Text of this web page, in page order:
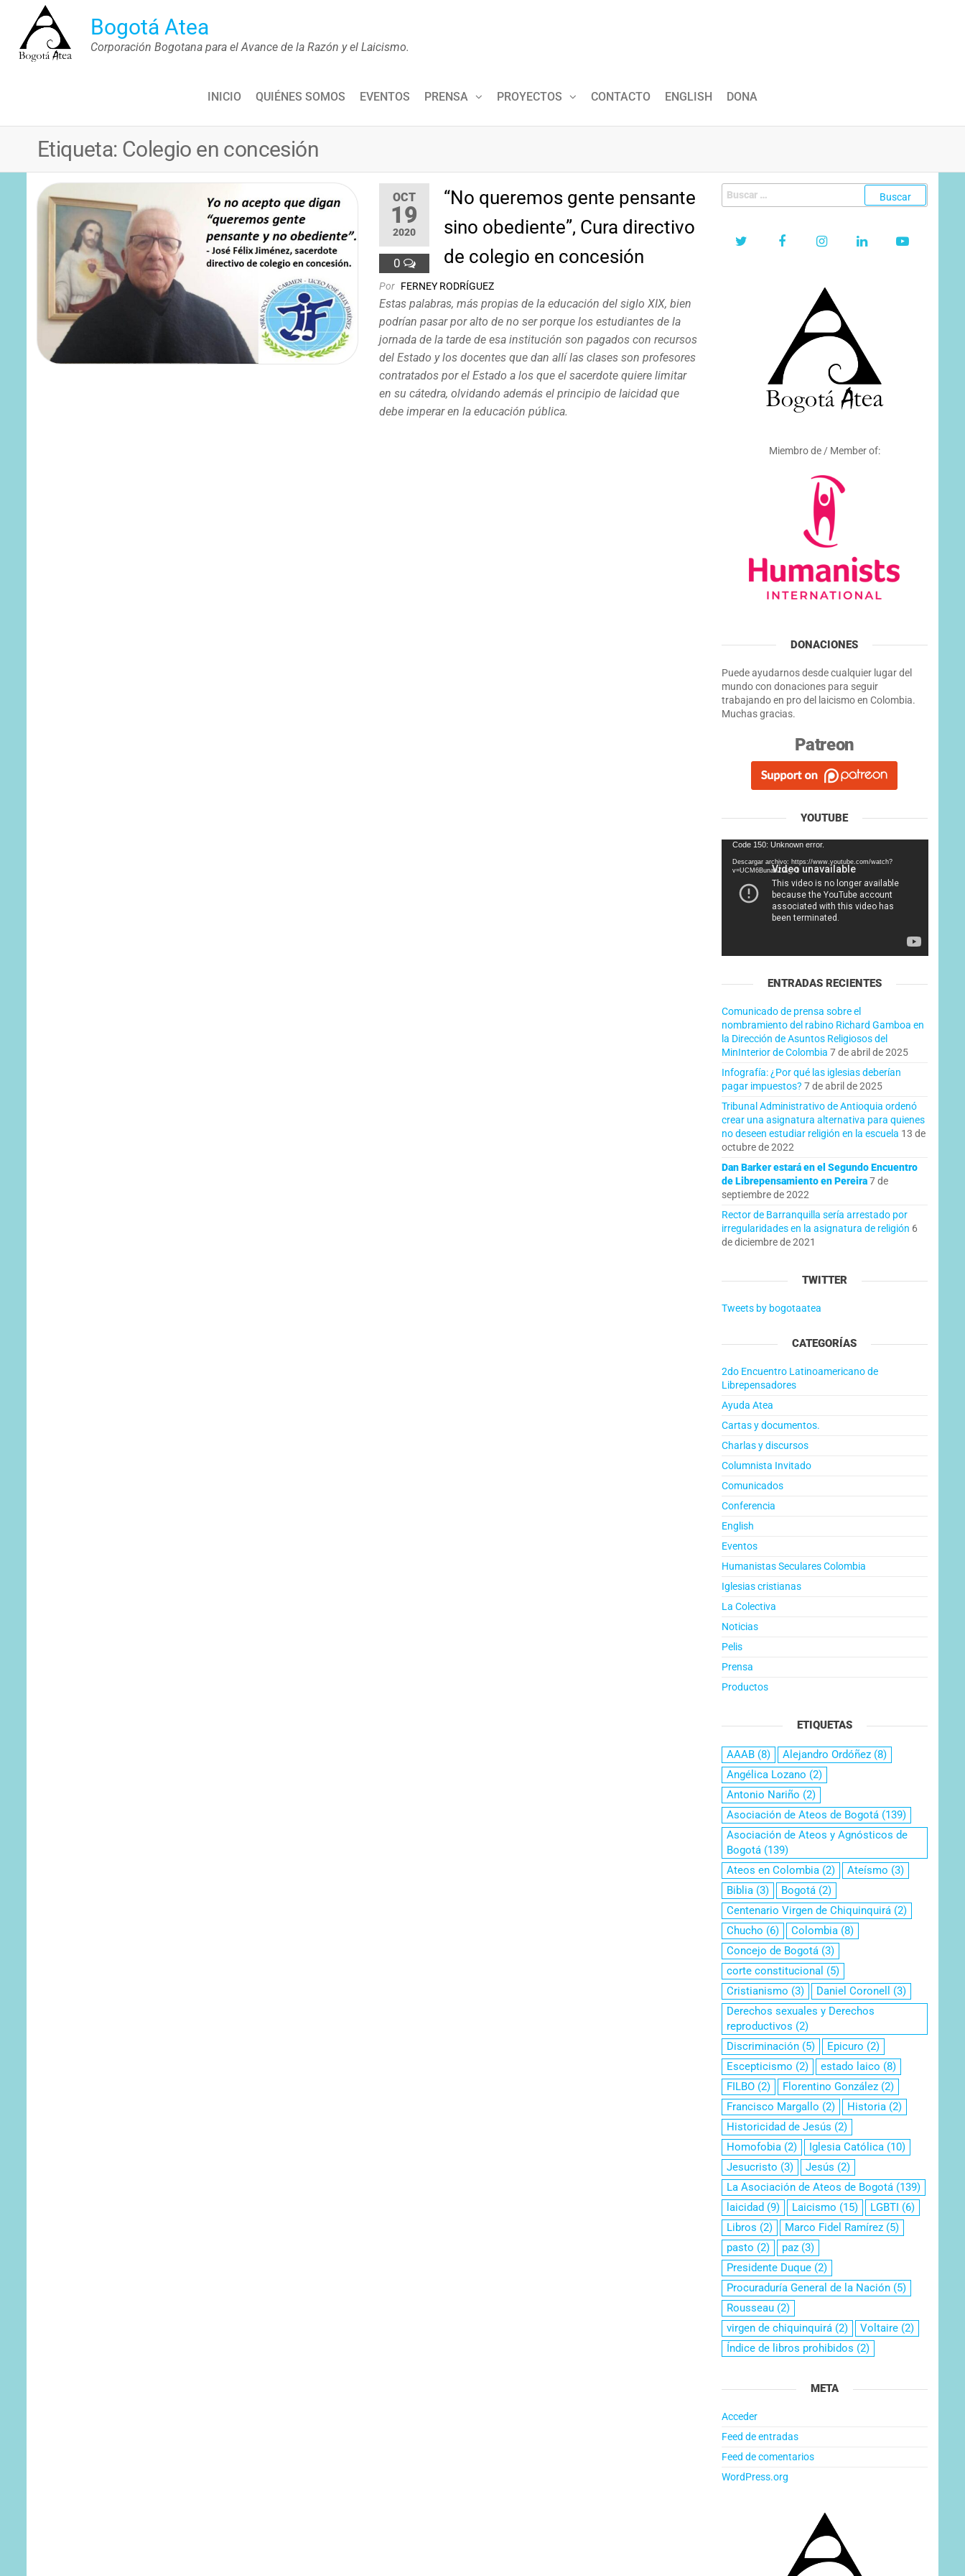
contenido
Bogotá Atea
Corporación Bogotana para el Avance de la Razón y el Laicismo.
INICIO QUIÉNES SOMOS EVENTOS PRENSA PROYECTOS CONTACTO ENGLISH DONA
Etiqueta: Colegio en concesión
OCT
19
2020
0
“No queremos gente pensante
sino obediente”, Cura directivo
de colegio en concesión
Por FERNEY RODRÍGUEZ
Estas palabras, más propias de la educación del siglo XIX, bien
podrían pasar por alto de no ser porque los estudiantes de la
jornada de la tarde de esa institución son pagados con recursos
del Estado y los docentes que dan allí las clases son profesores
contratados por el Estado a los que el sacerdote quiere limitar
en su cátedra, olvidando además el principio de laicidad que
debe imperar en la educación pública.
Buscar:
Miembro de / Member of:
DONACIONES
Puede ayudarnos desde cualquier lugar del
mundo con donaciones para seguir
trabajando en pro del laicismo en Colombia.
Muchas gracias.
Patreon
YOUTUBE
Reproductor
vídeo
Code 150: Unknown error.
Descargar archivo: https://www.youtube.com/watch?
v=UCM6BunahZI&_=1
ENTRADAS RECIENTES
Comunicado de prensa sobre el
nombramiento del rabino Richard Gamboa en
la Dirección de Asuntos Religiosos del
MinInterior de Colombia 7 de abril de 2025
Infografía: ¿Por qué las iglesias deberían
pagar impuestos? 7 de abril de 2025
Tribunal Administrativo de Antioquia ordenó
crear una asignatura alternativa para quienes
no deseen estudiar religión en la escuela 13 de
octubre de 2022
Dan Barker estará en el Segundo Encuentro
de Librepensamiento en Pereira 7 de
septiembre de 2022
Rector de Barranquilla sería arrestado por
irregularidades en la asignatura de religión 6
de diciembre de 2021
TWITTER
Tweets by bogotaatea
CATEGORÍAS
2do Encuentro Latinoamericano de
Librepensadores
Ayuda Atea
Cartas y documentos.
Charlas y discursos
Columnista Invitado
Comunicados
Conferencia
English
Eventos
Humanistas Seculares Colombia
Iglesias cristianas
La Colectiva
Noticias
Pelis
Prensa
Productos
ETIQUETAS
AAAB(8) Alejandro Ordóñez(8)
Angélica Lozano (2)
Antonio Nariño (2)
Asociación de Ateos de Bogotá(139)
Asociación de Ateos y Agnósticos de
Bogotá(139)
Ateos en Colombia(2) Ateísmo (3)
Biblia(3) Bogotá(2)
Centenario Virgen de Chiquinquirá(2)
Chucho (6) Colombia(8)
Concejo de Bogotá(3)
corte constitucional (5)
Cristianismo (3) Daniel Coronell
(3)
Derechos sexuales y Derechos
reproductivos (2)
Discriminación(5) Epicuro (2)
Escepticismo (2) estado laico (8)
FILBO(2) Florentino González(2)
Francisco Margallo (2) Historia(2)
Historicidad de Jesús (2)
Homofobia(2) Iglesia Católica(10)
Jesucristo (3) Jesús (2)
La Asociación de Ateos de Bogotá(139)
laicidad (9) Laicismo (15) LGBTI (6)
Libros (2) Marco Fidel Ramírez(5)
pasto (2) paz(3)
Presidente Duque(2)
Procuraduría General de la Nación(5)
Rousseau(2)
virgen de chiquinquirá(2) Voltaire(2)
Índice de libros prohibidos (2)
META
Acceder
Feed de entradas
Feed de comentarios
WordPress.org